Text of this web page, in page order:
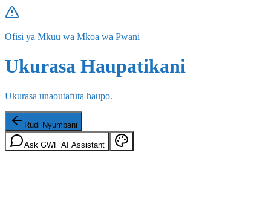
Ofisi ya Mkuu wa Mkoa wa Pwani
Ukurasa Haupatikani
Ukurasa unaoutafuta haupo.
Rudi Nyumbani
Ask GWF AI Assistant